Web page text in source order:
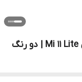
پک دو عددی کاور سیلیکونی شیائومی Mi 11 Lite | دو رنگ